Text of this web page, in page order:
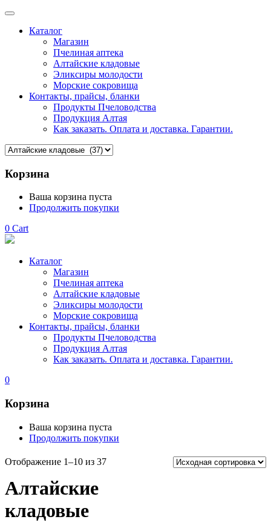
Каталог
Магазин
Пчелиная аптека
Алтайские кладовые
Эликсиры молодости
Морские сокровища
Контакты, прайсы, бланки
Продукты Пчеловодства
Продукция Алтая
Как заказать. Оплата и доставка. Гарантии.
Корзина
Ваша корзина пуста
Продолжить покупки
0 Cart
Каталог
Магазин
Пчелиная аптека
Алтайские кладовые
Эликсиры молодости
Морские сокровища
Контакты, прайсы, бланки
Продукты Пчеловодства
Продукция Алтая
Как заказать. Оплата и доставка. Гарантии.
0
Корзина
Ваша корзина пуста
Продолжить покупки
Отображение 1–10 из 37
Алтайские
кладовые